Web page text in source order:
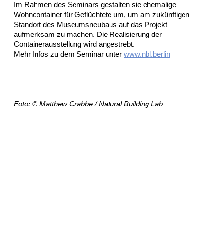
Im Rahmen des Seminars gestalten sie ehemalige
Wohncontainer für Geflüchtete um, um am zukünftigen
Standort des Museumsneubaus auf das Projekt
aufmerksam zu machen. Die Realisierung der
Containerausstellung wird angestrebt.
Mehr Infos zu dem Seminar unter www.nbl.berlin
Foto: © Matthew Crabbe / Natural Building Lab